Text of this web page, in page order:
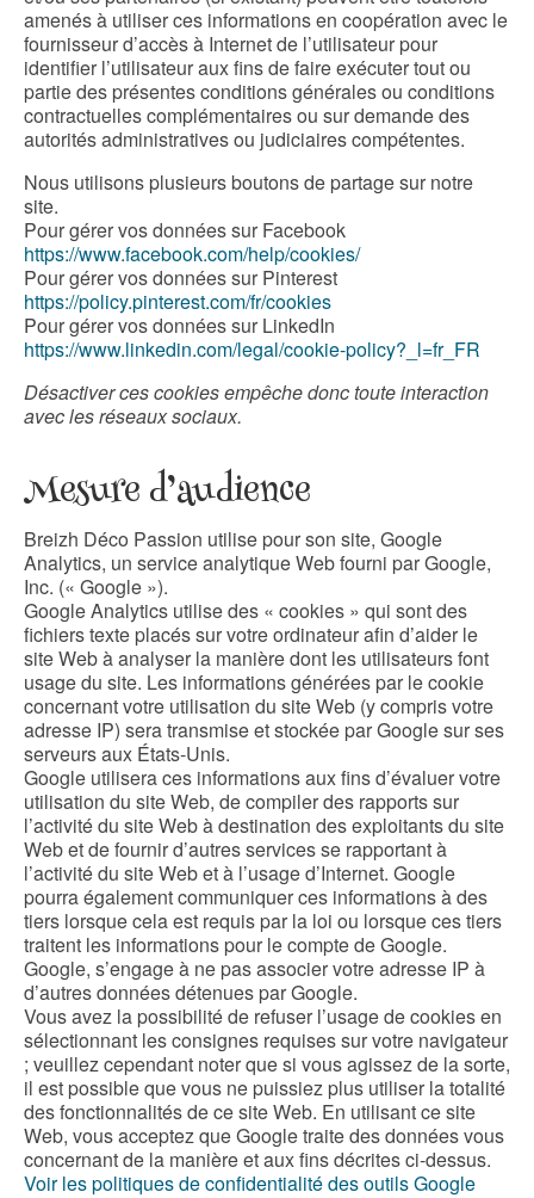
amenés à utiliser ces informations en coopération avec le
fournisseur d’accès à Internet de l’utilisateur pour
identifier l’utilisateur aux fins de faire exécuter tout ou
partie des présentes conditions générales ou conditions
contractuelles complémentaires ou sur demande des
autorités administratives ou judiciaires compétentes.
Nous utilisons plusieurs boutons de partage sur notre
site.
Pour gérer vos données sur Facebook
https://www.facebook.com/help/cookies/
Pour gérer vos données sur Pinterest
https://policy.pinterest.com/fr/cookies
Pour gérer vos données sur LinkedIn
https://www.linkedin.com/legal/cookie-policy?_l=fr_FR
Désactiver ces cookies empêche donc toute interaction
avec les réseaux sociaux.
Mesure d’audience
Breizh Déco Passion utilise pour son site, Google
Analytics, un service analytique Web fourni par Google,
Inc. (« Google »).
Google Analytics utilise des « cookies » qui sont des
fichiers texte placés sur votre ordinateur afin d’aider le
site Web à analyser la manière dont les utilisateurs font
usage du site. Les informations générées par le cookie
concernant votre utilisation du site Web (y compris votre
adresse IP) sera transmise et stockée par Google sur ses
serveurs aux États-Unis.
Google utilisera ces informations aux fins d’évaluer votre
utilisation du site Web, de compiler des rapports sur
l’activité du site Web à destination des exploitants du site
Web et de fournir d’autres services se rapportant à
l’activité du site Web et à l’usage d’Internet. Google
pourra également communiquer ces informations à des
tiers lorsque cela est requis par la loi ou lorsque ces tiers
traitent les informations pour le compte de Google.
Google, s’engage à ne pas associer votre adresse IP à
d’autres données détenues par Google.
Vous avez la possibilité de refuser l’usage de cookies en
sélectionnant les consignes requises sur votre navigateur
; veuillez cependant noter que si vous agissez de la sorte,
il est possible que vous ne puissiez plus utiliser la totalité
des fonctionnalités de ce site Web. En utilisant ce site
Web, vous acceptez que Google traite des données vous
concernant de la manière et aux fins décrites ci-dessus.
Voir les politiques de confidentialité des outils Google